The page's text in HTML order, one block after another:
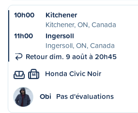
10h00
Kitchener
Kitchener, ON, Canada
11h00
Ingersoll
Ingersoll, ON, Canada
Retour dim. 9 août à 20h45
M Honda Civic Noir
Obi Pas d'évaluations